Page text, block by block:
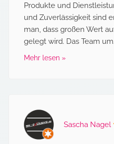
Produkte und
und Zuverlässigkeit sind
man, dass großen Wert
gelegt wird. Das Team
Mehr lesen »
Sascha Nagel